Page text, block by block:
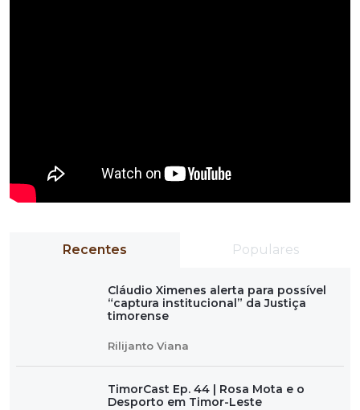
Recentes Populares
Cláudio Ximenes alerta para possível
“captura institucional” da Justiça
timorense
Rilijanto Viana
TimorCast Ep. 44 | Rosa Mota e o
Desporto em Timor-Leste